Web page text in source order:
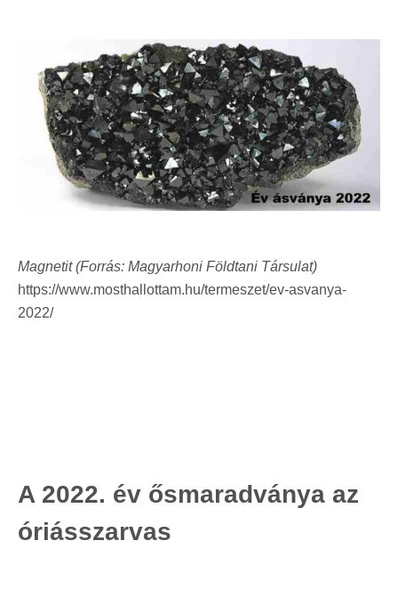
Magnetit (Forrás: Magyarhoni Földtani Társulat)
https://www.mosthallottam.hu/termeszet/ev-asvanya-
2022/
A 2022. év ősmaradványa az
óriásszarvas